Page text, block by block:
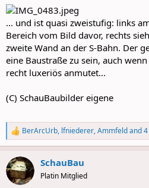
... und ist quasi zweistufig: links
Bereich vom Bild davor, rechts
zweite Wand an der S-Bahn. Der
eine Baustraße zu sein, auch
recht luxeriös anmutet...
(C) SchauBaubilder eigene
R
e
a
c
t
i
BerArcUrb, lfniederer,Ammfeldand
SchauBau
Platin Mitglied